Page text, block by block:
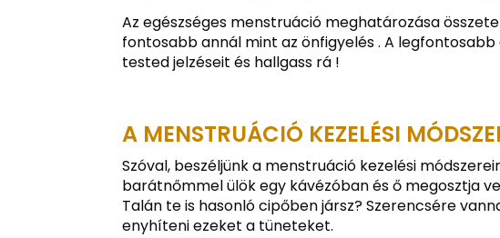
Az egészséges menstruáció meghatározása
fontosabb annál mint az önfigyelés . A legfontosabb
tested jelzéseit és hallgass rá !
A MENSTRUÁCIÓ KEZELÉSI
Szóval, beszéljünk a menstruáció kezelési
barátnőmmel ülök egy kávézóban és ő megosztja
Talán te is hasonló cipőben jársz? Szerencsére
enyhíteni ezeket a tüneteket.